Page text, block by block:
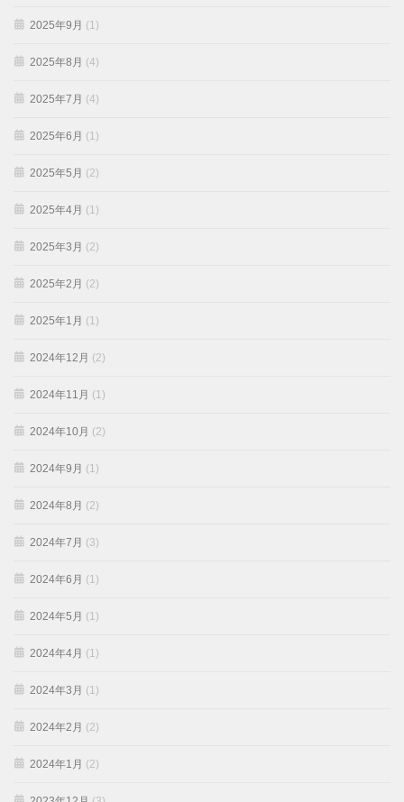
2025年9月 (1)
2025年8月 (4)
2025年7月 (4)
2025年6月 (1)
2025年5月 (2)
2025年4月 (1)
2025年3月 (2)
2025年2月 (2)
2025年1月 (1)
2024年12月 (2)
2024年11月 (1)
2024年10月 (2)
2024年9月 (1)
2024年8月 (2)
2024年7月 (3)
2024年6月 (1)
2024年5月 (1)
2024年4月 (1)
2024年3月 (1)
2024年2月 (2)
2024年1月 (2)